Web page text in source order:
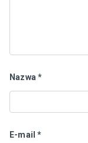
Nazwa*
E-mail*